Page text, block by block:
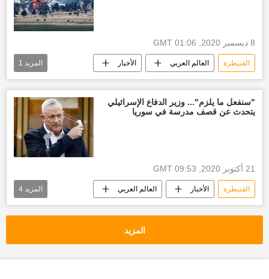
8 ديسمبر 2020, 01:06 GMT
القنيطرة العالم العربي الأخبار
انفجارات
المزيد 1
"سنفعل ما يلزم"... وزير الدفاع الإسرائيلي
يتحدث عن قصف مدرسة في سوريا
21 أكتوبر 2020, 09:53 GMT
القنيطرة الأخبار العالم العربي
العالم قصف إسرائيلي إسرائيل
المزيد 4
المزيد